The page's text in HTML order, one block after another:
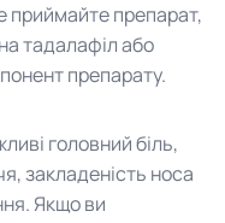
приймайте препарат,
тадалафіл або
препарату.
головний біль,
закладеність носа
Якщо ви